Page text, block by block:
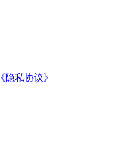
《隐私协议》